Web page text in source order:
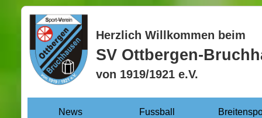
Herzlich Willkommen beim
SV Ottbergen-
von 1919/1921 e.V.
News Fussball